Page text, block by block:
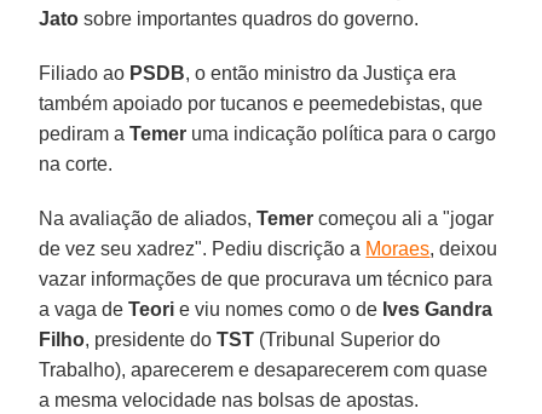
Jato sobre importantes quadros do governo.
Filiado ao PSDB, o então ministro da Justiça era
também apoiado por tucanos e peemedebistas, que
pediram aTemer uma indicação política para o cargo
na corte.
Na avaliação de aliados,Temer começou ali a "jogar
de vez seu xadrez". Pediu discrição a Moraes, deixou
vazar informações de que procurava um técnico para
a vaga deTeori e viu nomes como o de Ives Gandra
Filho, presidente doTST (Tribunal Superior do
Trabalho), aparecerem e desaparecerem com quase
a mesma velocidade nas bolsas de apostas.